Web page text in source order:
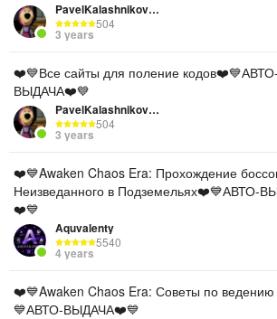
PavelKalashnikov111
504
3 years
❤️💙Все сайты для поление кодов❤️💙АВТО-
ВЫДАЧА❤️💙
PavelKalashnikov111
504
3 years
❤️💙Awaken Chaos Era: Прохождение
Неизведанного в Подземельях❤️💙АВТО-
❤️💙
Aquvalenty
5540
4 years
❤️💙Awaken Chaos Era: Советы по
💙АВТО-ВЫДАЧА❤️💙